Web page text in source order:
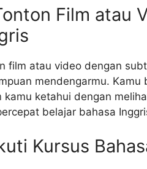
Film atau
film atau video dengan
mendengarmu.
kamu ketahui dengan
belajar bahasa
Kursus